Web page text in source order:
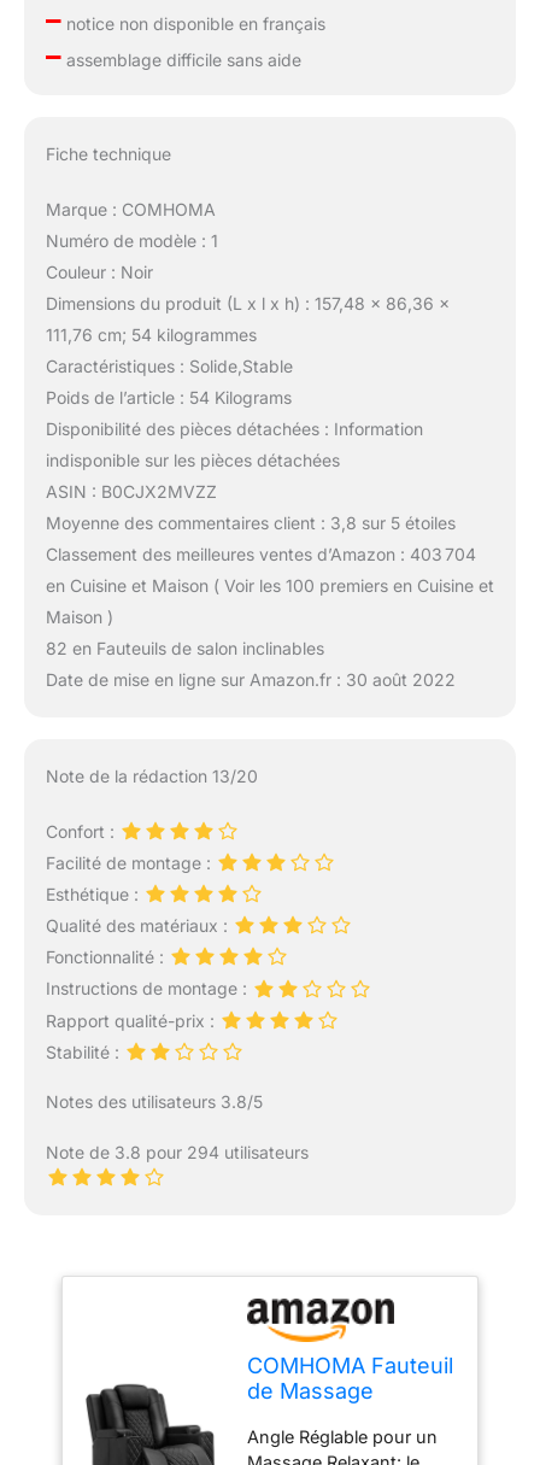
–notice non disponible en français
–assemblage difficile sans aide
Fiche technique
Marque : COMHOMA
Numéro de modèle : 1
Couleur : Noir
Dimensions du produit (L x l x h) : 157,48 x 86,36 x
111,76 cm; 54 kilogrammes
Caractéristiques : Solide,Stable
Poids de l’article : 54 Kilograms
Disponibilité des pièces détachées : Information
indisponible sur les pièces détachées
ASIN : B0CJX2MVZZ
Moyenne des commentaires client : 3,8 sur 5 étoiles
Classement des meilleures ventes d’Amazon : 403 704
en Cuisine et Maison ( Voir les 100 premiers en Cuisine et
Maison )
82 en Fauteuils de salon inclinables
Date de mise en ligne sur Amazon.fr : 30 août 2022
Note de la rédaction 13/20
Confort :
Facilité de montage :
Esthétique :
Qualité des matériaux :
Fonctionnalité :
Instructions de montage :
Rapport qualité-prix :
Stabilité :
Notes des utilisateurs 3.8/5
Note de 3.8 pour 294 utilisateurs
COMHOMA Fauteuil
de Massage
LED Sofa Châssis
Angle Réglable pour un